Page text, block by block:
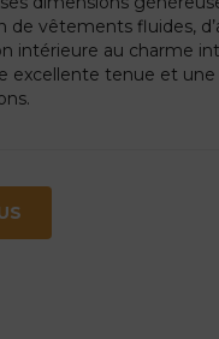
de vêtements fluides,
intérieure au charme
excellente tenue et une